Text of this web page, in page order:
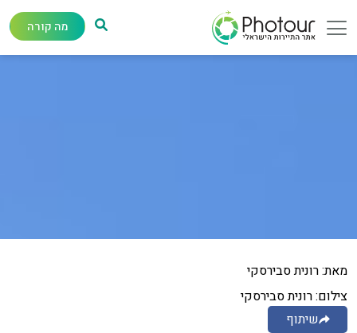
מה קורה
מאת: רונית סבירסקי
צילום: רונית סבירסקי
שיתוף